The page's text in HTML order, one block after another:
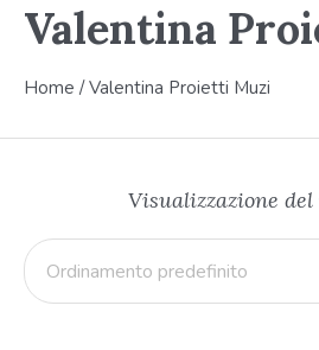
Valentina
Home / Valentina Proietti Muzi
Visualizzazione